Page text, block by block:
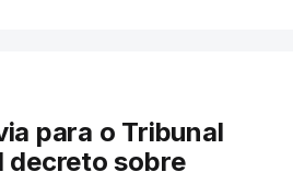
mais justo e transparente".
reduzir burocracias,
para o Tribunal
decreto sobre